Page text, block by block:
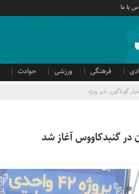
با ما
فرهنگی ورزشی حوادث
گوناگون,خبر ویژه